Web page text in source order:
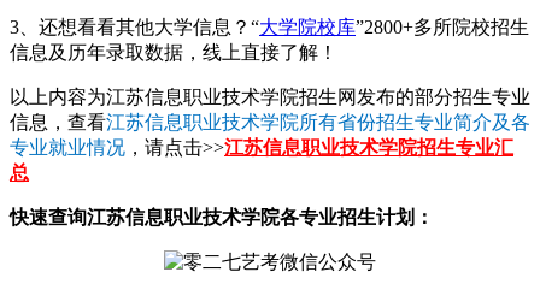
3、还想看看其他大学信息？“大学院校库”2800+多所院校招生
信息及历年录取数据，线上直接了解！
以上内容为江苏信息职业技术学院招生网发布的部分招生专业
信息，查看江苏信息职业技术学院所有省份招生专业简介及各
专业就业情况 ，请点击>>江苏信息职业技术学院招生专业汇
总
快速查询江苏信息职业技术学院各专业招生计划：